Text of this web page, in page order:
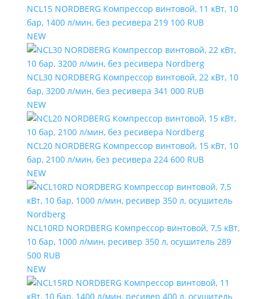
NCL15 NORDBERG Компрессор винтовой, 11 кВт, 10
бар, 1400 л/мин, без ресивера 219 100 RUB
NEW
NCL30 NORDBERG Компрессор винтовой, 22 кВт, 10
бар, 3200 л/мин, без ресивера 341 000 RUB
NEW
NCL20 NORDBERG Компрессор винтовой, 15 кВт, 10
бар, 2100 л/мин, без ресивера 224 600 RUB
NEW
NCL10RD NORDBERG Компрессор винтовой, 7,5 кВт,
10 бар, 1000 л/мин, ресивер 350 л, осушитель 289
500 RUB
NEW